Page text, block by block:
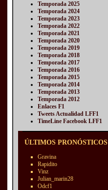
Temporada 2025
Temporada 2024
Temporada 2023
Temporada 2022
Temporada 2021
Temporada 2020
Temporada 2019
Temporada 2018
Temporada 2017
Temporada 2016
Temporada 2015
Temporada 2014
Temporada 2013
Temporada 2012
Enlaces F1
Tweets Actualidad LFF1
TimeLine Facebook LFF1
ÚLTIMOS PRONÓSTICOS
Gravina
Rapidito
Vinz
Julian_marin28
Odcf1